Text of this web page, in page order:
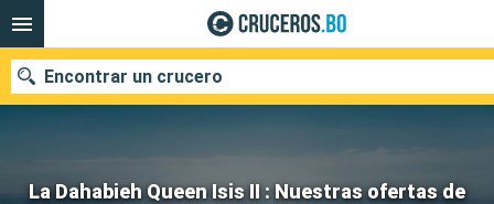
La Dahabieh Queen Isis II : Nuestras ofertas de
Encontrar un crucero
Nuestros destinos